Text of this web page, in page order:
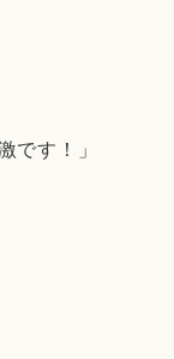
です！」